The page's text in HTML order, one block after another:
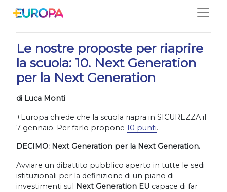
05/01/2021
Le nostre proposte per riaprire
la scuola: 10. Next Generation
per la Next Generation
di Luca Monti
+Europa chiede che la scuola riapra in SICUREZZA il
7 gennaio. Per farlo propone 10 punti.
DECIMO: Next Generation per la Next Generation.
Avviare un dibattito pubblico aperto in tutte le sedi
istituzionali per la definizione di un piano di
investimenti sul Next Generation EU capace di far